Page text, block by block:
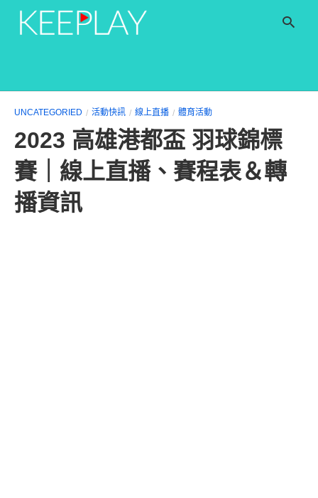
UNCATEGORIED 活動快訊 線上直播 體育活動
2023 高雄港都盃 羽球錦標
賽｜線上直播、賽程表＆轉
播資訊